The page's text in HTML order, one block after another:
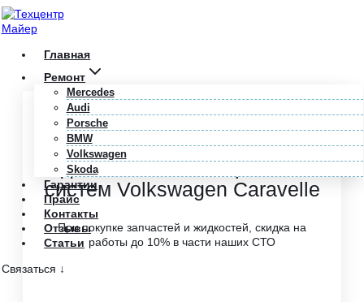
Перейти
к
Главная
Ремонт
Mercedes
Audi
Porsche
BMW
Volkswagen
Skoda
Гарантии
Прайс
Контакты
Отзывы
Статьи
Связаться ↓
Главная/Volkswagen/Caravelle/Электрика и ПО
Профессиональный ремонт
и диагностика электрических
систем Volkswagen Caravelle
При покупке запчастей и жидкостей, скидка на
работы до 10% в части наших СТО